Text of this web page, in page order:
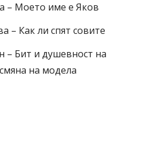
– Моето име е Яков
– Как ли спят совите
– Бит и душевност на
на модела